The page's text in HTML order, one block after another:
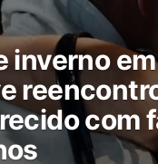
inverno
com